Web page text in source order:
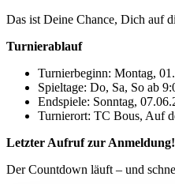
Das ist Deine Chance, Dich auf
Turnierablauf
Turnierbeginn: Montag,
Spieltage: Do, Sa, So ab
Endspiele: Sonntag,
Turnierort: TC Bous, Auf
Letzter Aufruf zur Anmeldung!
Der Countdown läuft – und